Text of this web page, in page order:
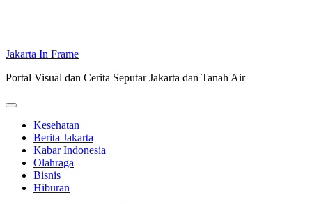
Jakarta In Frame
Portal Visual dan Cerita Seputar Jakarta dan Tanah Air
Kesehatan
Berita Jakarta
Kabar Indonesia
Olahraga
Bisnis
Hiburan